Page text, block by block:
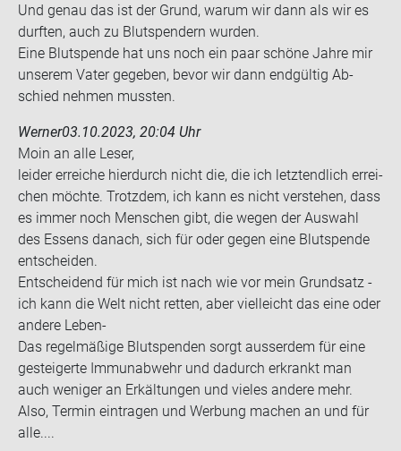
Und genau das ist der Grund, warum wir dann als wir es
durf­ten, auch zu Blut­spen­dern wur­den.
Eine Blut­spen­de hat uns noch ein paar schö­ne Jahre mir
un­se­rem Vater ge­ge­ben, bevor wir dann end­gül­tig Ab­
schied neh­men muss­ten.
Werner03.10.2023, 20:04 Uhr
Moin an alle Leser,
lei­der er­rei­che hier­durch nicht die, die ich letzt­end­lich er­rei­
chen möch­te. Trotz­dem, ich kann es nicht ver­ste­hen, dass
es immer noch Men­schen gibt, die wegen der Aus­wahl
des Es­sens da­nach, sich für oder gegen eine Blut­spen­de
ent­schei­den.
Ent­schei­dend für mich ist nach wie vor mein Grund­satz -
ich kann die Welt nicht ret­ten, aber viel­leicht das eine oder
an­de­re Leben-​
Das re­gel­mä­ßi­ge Blut­spen­den sorgt aus­ser­dem für eine
ge­stei­ger­te Im­mun­ab­wehr und da­durch er­krankt man
auch we­ni­ger an Er­käl­tun­gen und vie­les an­de­re mehr.
Also, Ter­min ein­tra­gen und Wer­bung ma­chen an und für
alle....